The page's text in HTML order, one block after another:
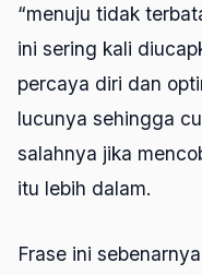
“menuju tidak
ini sering kali
percaya diri dan
lucunya sehingga
salahnya jika
itu lebih dalam.
Frase ini